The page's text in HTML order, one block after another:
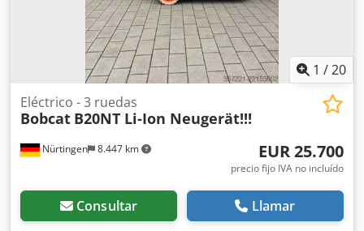
1 /20
Nürtingen 8.447 km
Eléctrico - 3 ruedas
Bobcat B20NT Li-Ion Neugerät!!!
EUR 25.700
precio fijo IVA no incluído
Consultar Llamar